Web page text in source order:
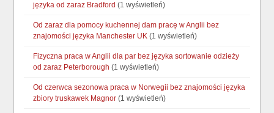
języka od zaraz Bradford (1 wyświetleń)
Od zaraz dla pomocy kuchennej dam pracę w Anglii bez
znajomości języka Manchester UK (1 wyświetleń)
Fizyczna praca w Anglii dla par bez języka sortowanie odzieży
od zaraz Peterborough (1 wyświetleń)
Od czerwca sezonowa praca w Norwegii bez znajomości języka
zbiory truskawek Magnor (1 wyświetleń)